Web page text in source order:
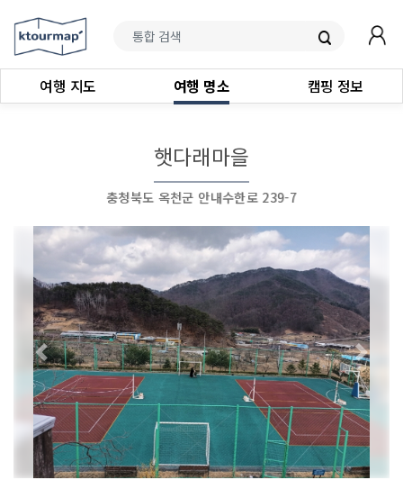
여행 지도 여행 명소 캠핑 정보
햇다래마을
충청북도 옥천군 안내수한로 239-7